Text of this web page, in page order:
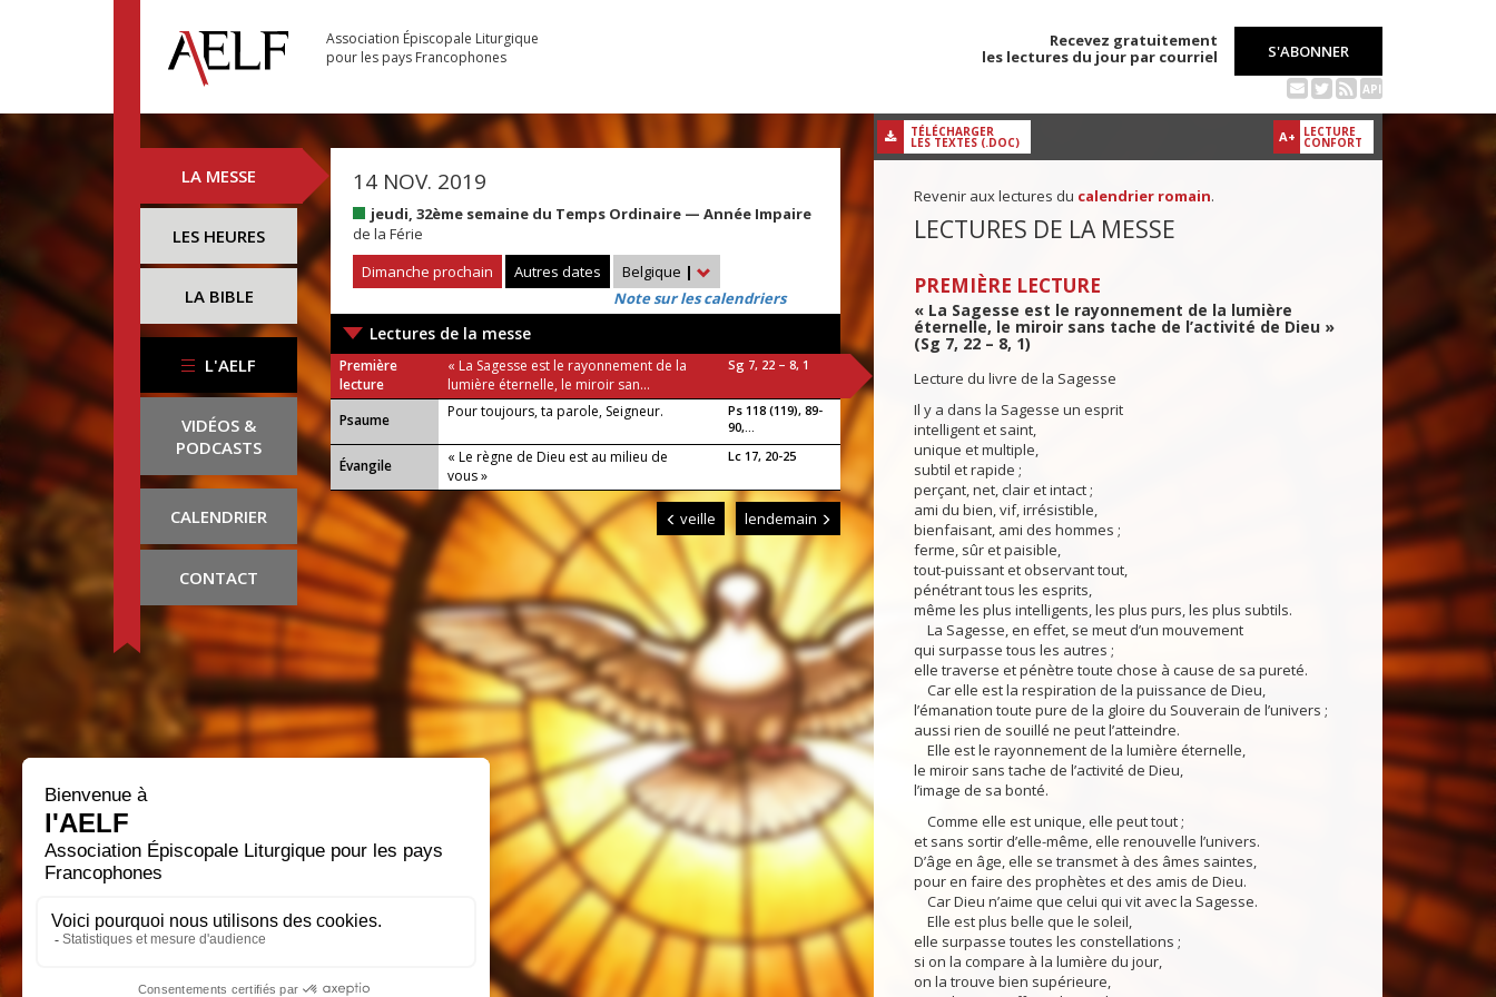
Association Épiscopale Liturgique
pour les pays Francophones
Recevez gratuitement
les lectures du jour par courriel
S'ABONNER
API
LA MESSE
LES HEURES
LA BIBLE
L'AELF
VIDÉOS &
PODCASTS
CALENDRIER
CONTACT
14 NOV. 2019
jeudi, 32ème semaine du Temps Ordinaire — Année Impaire
de la Férie
Dimanche prochain
Autres dates Belgique |
Note sur les calendriers
Lectures de la messe
Première
lecture
« La Sagesse est le rayonnement de la
lumière éternelle, le miroir san...
Sg 7, 22 – 8, 1
Psaume Pour toujours, ta parole, Seigneur.
Ps 118 (119), 89-
90,...
Évangile
« Le règne de Dieu est au milieu de
vous »
Lc 17, 20-25
veille lendemain
A+ LECTURE
CONFORT
TÉLÉCHARGER
LES TEXTES (.DOC)
Revenir aux lectures du calendrier romain.
LECTURES DE LA MESSE
PREMIÈRE LECTURE
« La Sagesse est le rayonnement de la lumière
éternelle, le miroir sans tache de l’activité de Dieu »
(Sg 7, 22 – 8, 1)
Lecture du livre de la Sagesse
Il y a dans la Sagesse un esprit
intelligent et saint,
unique et multiple,
subtil et rapide ;
perçant, net, clair et intact ;
ami du bien, vif, irrésistible,
bienfaisant, ami des hommes ;
ferme, sûr et paisible,
tout-puissant et observant tout,
pénétrant tous les esprits,
même les plus intelligents, les plus purs, les plus subtils.
La Sagesse, en effet, se meut d’un mouvement
qui surpasse tous les autres ;
elle traverse et pénètre toute chose à cause de sa pureté.
Car elle est la respiration de la puissance de Dieu,
l’émanation toute pure de la gloire du Souverain de l’univers ;
aussi rien de souillé ne peut l’atteindre.
Elle est le rayonnement de la lumière éternelle,
le miroir sans tache de l’activité de Dieu,
l’image de sa bonté.
Comme elle est unique, elle peut tout ;
et sans sortir d’elle-même, elle renouvelle l’univers.
D’âge en âge, elle se transmet à des âmes saintes,
pour en faire des prophètes et des amis de Dieu.
Car Dieu n’aime que celui qui vit avec la Sagesse.
Elle est plus belle que le soleil,
elle surpasse toutes les constellations ;
si on la compare à la lumière du jour,
on la trouve bien supérieure,